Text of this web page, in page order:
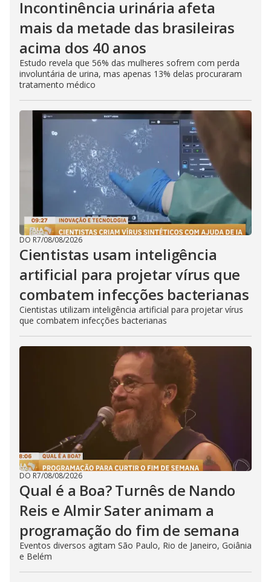
Incontinência urinária afeta
mais da metade das brasileiras
acima dos 40 anos
Estudo revela que 56% das mulheres sofrem com perda
involuntária de urina, mas apenas 13% delas procuraram
tratamento médico
DO R7/08/08/2026
Cientistas usam inteligência
artificial para projetar vírus que
combatem infecções bacterianas
Cientistas utilizam inteligência artificial para projetar vírus
que combatem infecções bacterianas
DO R7/08/08/2026
Qual é a Boa? Turnês de Nando
Reis e Almir Sater animam a
programação do fim de semana
Eventos diversos agitam São Paulo, Rio de Janeiro, Goiânia
e Belém